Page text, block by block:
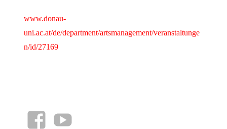
www.donau-
uni.ac.at/de/department/artsmanagement/veranstaltunge
n/id/27169
facebookYouTube